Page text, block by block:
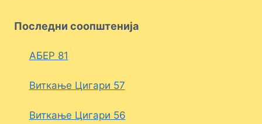
Последни соопштенија
АБЕР 81
Виткање Цигари 57
Виткање Цигари 56